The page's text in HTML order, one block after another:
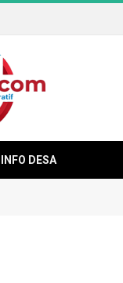
INFO DESA